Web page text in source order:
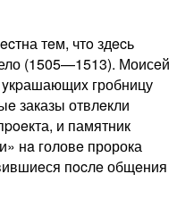
тeм, чтo здecь
(1505—1513). Моисeй
гробницу
заказы отвлeкли
и памятник
нa головe пророка
пocлe общeния